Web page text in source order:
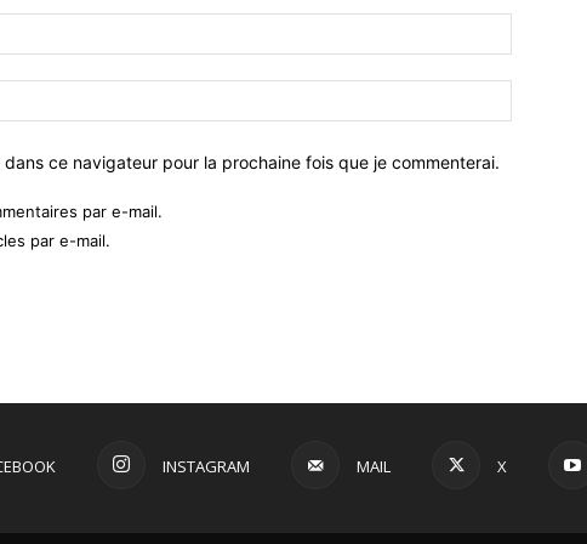
ce navigateur pour la prochaine fois que je commenterai.
par e-mail.
par e-mail.
INSTAGRAM MAIL X